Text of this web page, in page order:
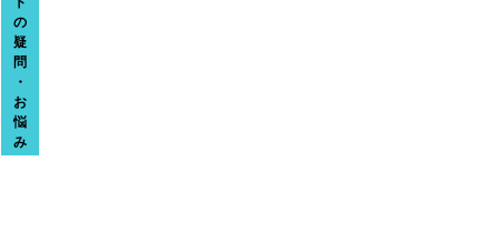
の
疑
問
・
お
悩
み